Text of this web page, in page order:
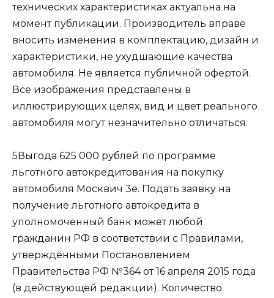
технических характеристиках актуальна на
момент публикации. Производитель вправе
вносить изменения в комплектацию, дизайн и
характеристики, не ухудшающие качества
автомобиля. Не является публичной офертой.
Все изображения представлены в
иллюстрирующих целях, вид и цвет реального
автомобиля могут незначительно отличаться.
5Выгода 625 000 рублей по программе
льготного автокредитования на покупку
автомобиля Москвич 3е. Подать заявку на
получение льготного автокредита в
уполномоченный банк может любой
гражданин РФ в соответствии с Правилами,
утверждёнными Постановлением
Правительства РФ №364 от 16 апреля 2015 года
(в действующей редакции). Количество